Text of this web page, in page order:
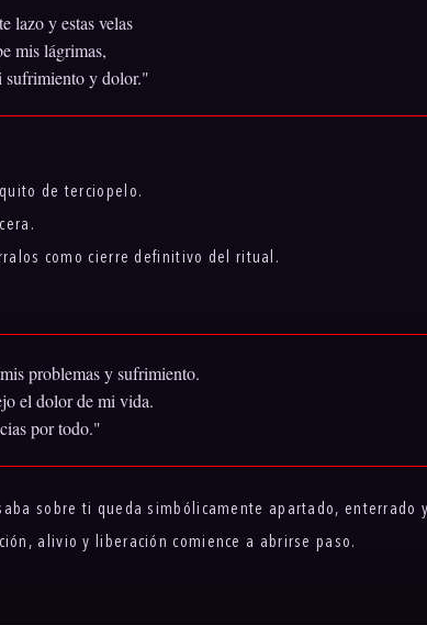
lazo y estas velas
mis lágrimas,
sufrimiento y dolor."
de terciopelo.
como cierre definitivo del ritual.
problemas y sufrimiento.
el dolor de mi vida.
por todo."
sobre ti queda simbólicamente apartado, enterrado
alivio y liberación comience a abrirse paso.